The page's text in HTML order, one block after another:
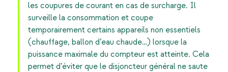
les coupures de courant en cas de surcharge. Il
surveille la consommation et coupe
temporairement certains appareils non essentiels
(chauffage, ballon d’eau chaude…) lorsque la
puissance maximale du compteur est atteinte. Cela
permet d’éviter que le disjoncteur général ne saute